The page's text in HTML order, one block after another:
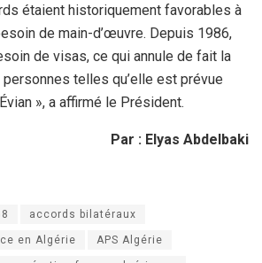
étaient historiquement favorables à
de main-d’œuvre. Depuis 1986,
de visas, ce qui annule de fait la
telles qu’elle est prévue
», a affirmé le Président.
Par : Elyas Abdelbaki
accords bilatéraux
en Algérie APS Algérie